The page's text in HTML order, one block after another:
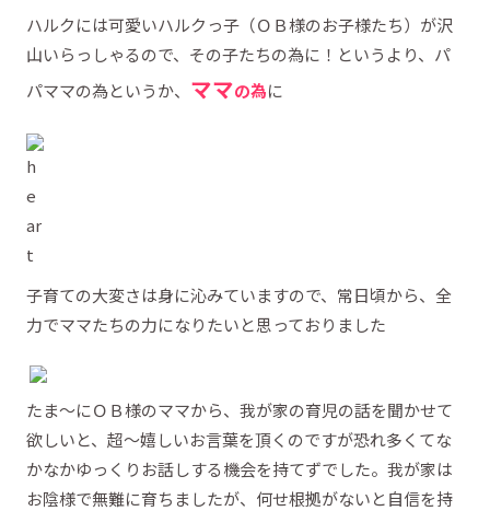
ハルクには可愛いハルクっ子（ＯＢ様のお子様たち）が沢
山いらっしゃるので、その子たちの為に！というより、パ
パママの為というか、 ママの為に
子育ての大変さは身に沁みていますので、常日頃から、全
力でママたちの力になりたいと思っておりました
たま～にＯＢ様のママから、我が家の育児の話を聞かせて
欲しいと、超～嬉しいお言葉を頂くのですが恐れ多くてな
かなかゆっくりお話しする機会を持てずでした。我が家は
お陰様で無難に育ちましたが、何せ根拠がないと自信を持